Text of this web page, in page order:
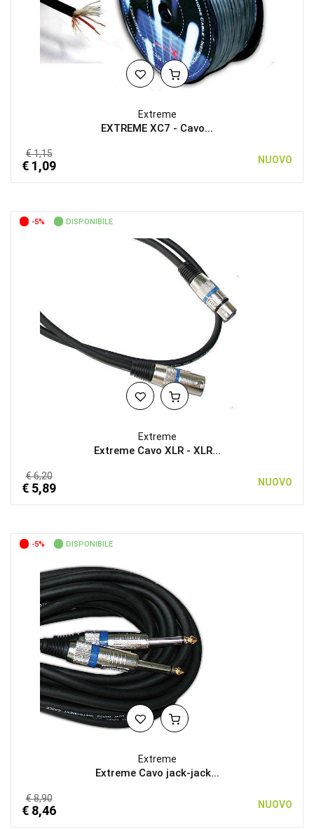
Extreme
EXTREME XC7 - Cavo...
€ 1,15
€ 1,09 NUOVO
-5% DISPONIBILE
Extreme
Extreme Cavo XLR - XLR...
€ 6,20
€ 5,89 NUOVO
-5% DISPONIBILE
Extreme
Extreme Cavo jack-jack...
€ 8,90
€ 8,46 NUOVO